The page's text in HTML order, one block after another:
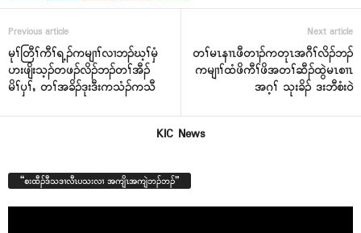
Previous article
မုၢ်တြီၢ်ကီၢ်ရ့ၣ်ကမျၢၢ်လၢဘၣ်ဃ့ၢ်မှံ
ဟးဖျိးသ့ၣ်တဖၣ်လိၣ်ဘၣ်တၢ်အီၣ်
မိၢ်ၦၢ်ႇ တၢ်အခိၣ်ဒုးဒီးကသံၣ်ကသီ
Next article
တၢ်မၤနၢၤဖီတၢၣ်ကတုၤအဂီၢ်လိၣ်ဘၣ်
ကမျၢၢ်ထံဖိကီၢ်ဖိအတၢ်ဆီၣ်ထွဲမၤစၢၤ
အဂ့ၢ် သုးခိၣ် ဒးဘီစံး၀ဲ
KIC News
“စးထီၣ်ဒီသဒၢလီၤပသးလၢ အကျိၤအကျဲဘၣ်ဘၣ်”